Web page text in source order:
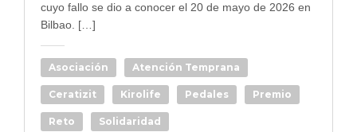
cuyo fallo se dio a conocer el 20 de mayo de 2026 en
Bilbao. […]
Asociación Atención Temprana
Ceratizit Kirolife Pedales Premio
Reto Solidaridad